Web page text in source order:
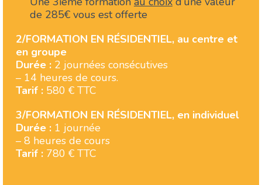
de 285€ vous est offerte
2/FORMATION EN RÉSIDENTIEL, au centre et
en groupe
Durée :2 journées consécutives
– 14 heures de cours.
Tarif :580 € TTC
3/FORMATION EN RÉSIDENTIEL, en individuel
Durée :1 journée
– 8 heures de cours
Tarif :780 € TTC